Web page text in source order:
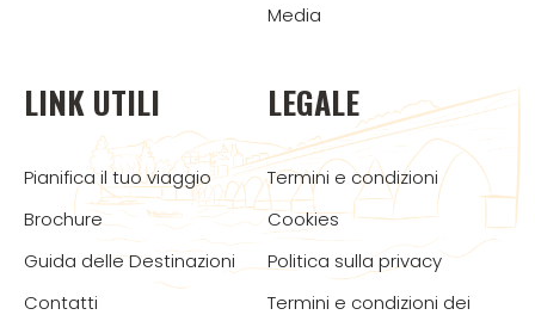
Media
LINK UTILI
Pianifica il tuo viaggio
Brochure
Guida delle Destinazioni
Contatti
LEGALE
Termini e condizioni
Cookies
Politica sulla privacy
Termini e condizioni dei